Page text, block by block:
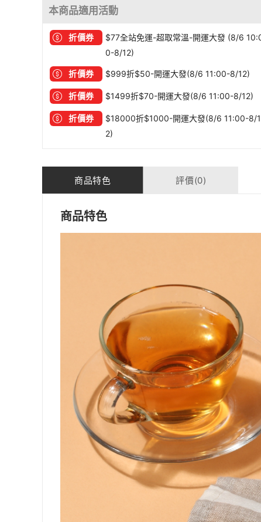
本商品適用活動
折價券
$77全站免運-超取常溫-開運大發 (8/6
0-8/12)
折價券 $999折$50-開運大發(8/6 11:00-8/12)
折價券 $1499折$70-開運大發(8/6 11:00-8/12)
折價券
$18000折$1000-開運大發(8/6 11:00-8/1
2)
商品特色 評價(0)
商品特色